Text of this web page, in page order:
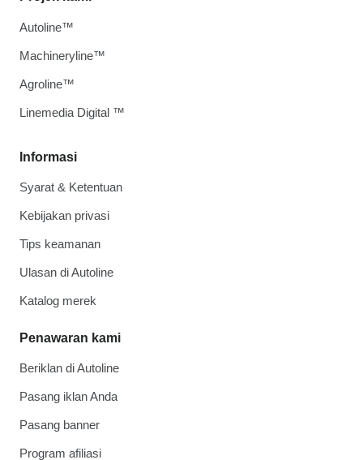
Informasi
Syarat & Ketentuan
Kebijakan privasi
Tips keamanan
Ulasan di Autoline
Katalog merek
Penawaran kami
Beriklan di Autoline
Pasang iklan Anda
Pasang banner
Program afiliasi
Autoline™
Machineryline™
Agroline™
Linemedia Digital ™